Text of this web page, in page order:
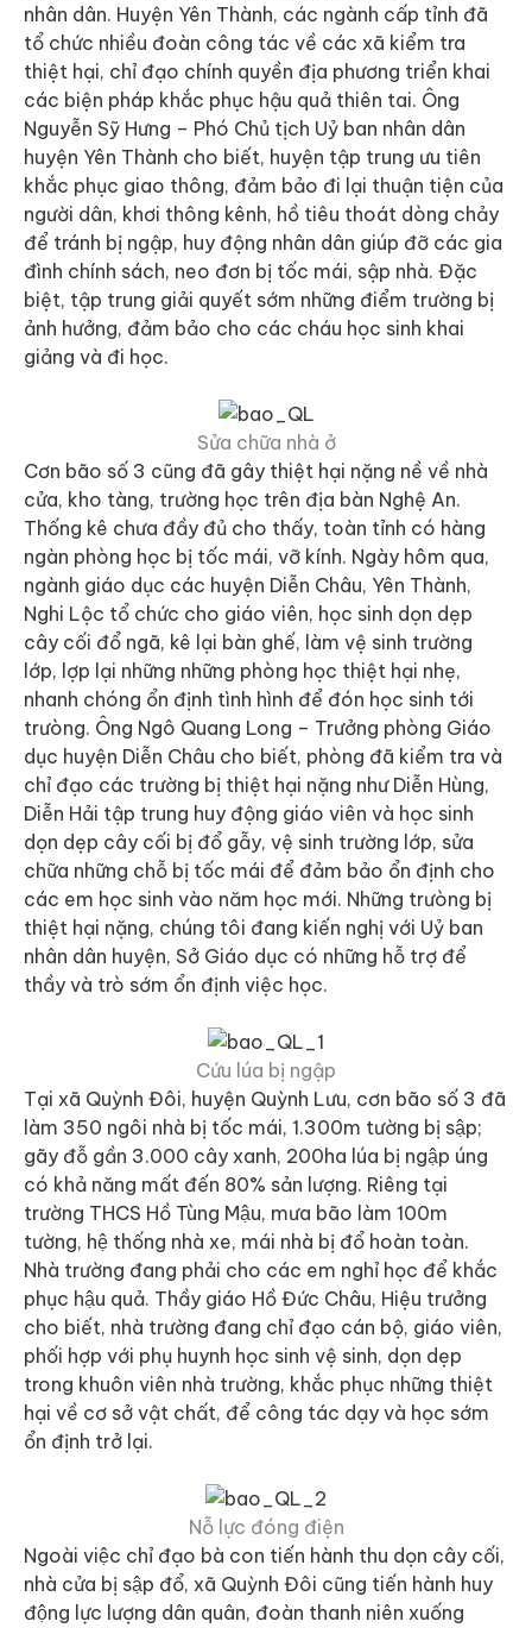
nhân dân. Huyện Yên Thành, các ngành cấp tỉnh đã
tổ chức nhiều đoàn công tác về các xã kiểm tra
thiệt hại, chỉ đạo chính quyền địa phương triển khai
các biện pháp khắc phục hậu quả thiên tai. Ông
Nguyễn Sỹ Hưng – Phó Chủ tịch Uỷ ban nhân dân
huyện Yên Thành cho biết, huyện tập trung ưu tiên
khắc phục giao thông, đảm bảo đi lại thuận tiện của
người dân, khơi thông kênh, hồ tiêu thoát dòng chảy
để tránh bị ngập, huy động nhân dân giúp đỡ các gia
đình chính sách, neo đơn bị tốc mái, sập nhà. Đặc
biệt, tập trung giải quyết sớm những điểm trường bị
ảnh hưởng, đảm bảo cho các cháu học sinh khai
giảng và đi học.
Sửa chữa nhà ở
Cơn bão số 3 cũng đã gây thiệt hại nặng nề về nhà
cửa, kho tàng, trường học trên địa bàn Nghệ An.
Thống kê chưa đầy đủ cho thấy, toàn tỉnh có hàng
ngàn phòng học bị tốc mái, vỡ kính. Ngày hôm qua,
ngành giáo dục các huyện Diễn Châu, Yên Thành,
Nghi Lộc tổ chức cho giáo viên, học sinh dọn dẹp
cây cối đổ ngã, kê lại bàn ghế, làm vệ sinh trường
lớp, lợp lại những những phòng học thiệt hại nhẹ,
nhanh chóng ổn định tình hình để đón học sinh tới
trưòng. Ông Ngô Quang Long – Trưởng phòng Giáo
dục huyện Diễn Châu cho biết, phòng đã kiểm tra và
chỉ đạo các trường bị thiệt hại nặng như Diễn Hùng,
Diễn Hải tập trung huy động giáo viên và học sinh
dọn dẹp cây cối bị đổ gẫy, vệ sinh trường lớp, sửa
chữa những chỗ bị tốc mái để đảm bảo ổn định cho
các em học sinh vào năm học mới. Những trưòng bị
thiệt hại nặng, chúng tôi đang kiến nghị với Uỷ ban
nhân dân huyện, Sở Giáo dục có những hỗ trợ để
thầy và trò sớm ổn định việc học.
Cứu lúa bị ngập
Tại xã Quỳnh Đôi, huyện Quỳnh Lưu, cơn bão số 3 đã
làm 350 ngôi nhà bị tốc mái, 1.300m tường bị sập;
gãy đỗ gần 3.000 cây xanh, 200ha lúa bị ngập úng
có khả năng mất đến 80% sản lượng. Riêng tại
trường THCS Hồ Tùng Mậu, mưa bão làm 100m
tường, hệ thống nhà xe, mái nhà bị đổ hoàn toàn.
Nhà trường đang phải cho các em nghỉ học để khắc
phục hậu quả. Thầy giáo Hồ Đức Châu, Hiệu trưởng
cho biết, nhà trường đang chỉ đạo cán bộ, giáo viên,
phối hợp với phụ huynh học sinh vệ sinh, dọn dẹp
trong khuôn viên nhà trường, khắc phục những thiệt
hại về cơ sở vật chất, để công tác dạy và học sớm
ổn định trở lại.
Nỗ lực đóng điện
Ngoài việc chỉ đạo bà con tiến hành thu dọn cây cối,
nhà cửa bị sập đổ, xã Quỳnh Đôi cũng tiến hành huy
động lực lượng dân quân, đoàn thanh niên xuống